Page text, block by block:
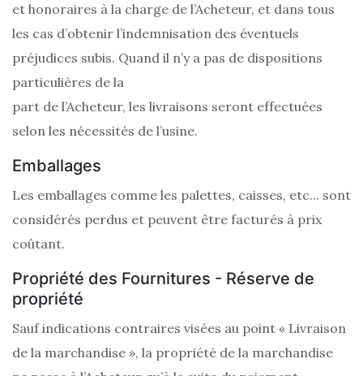
et honoraires à la charge de l’Acheteur, et dans tous
les cas d’obtenir l’indemnisation des éventuels
préjudices subis. Quand il n’y a pas de dispositions
particulières de la
part de l’Acheteur, les livraisons seront effectuées
selon les nécessités de l’usine.
Emballages
Les emballages comme les palettes, caisses, etc... sont
considérés perdus et peuvent être facturés à prix
coûtant.
Propriété des Fournitures - Réserve de
propriété
Sauf indications contraires visées au point « Livraison
de la marchandise », la propriété de la marchandise